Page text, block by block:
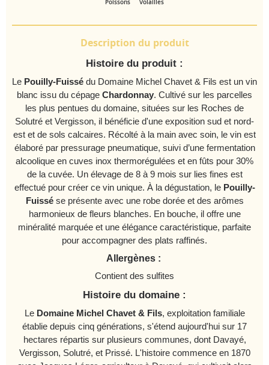
Poissons Volailles
Description du produit
Histoire du produit :
Le Pouilly-Fuissé du Domaine Michel Chavet & Fils est un vin
blanc issu du cépage Chardonnay. Cultivé sur les parcelles
les plus pentues du domaine, situées sur les Roches de
Solutré et Vergisson, il bénéficie d'une exposition sud et nord-
est et de sols calcaires. Récolté à la main avec soin, le vin est
élaboré par pressurage pneumatique, suivi d’une fermentation
alcoolique en cuves inox thermorégulées et en fûts pour 30%
de la cuvée. Un élevage de 8 à 9 mois sur lies fines est
effectué pour créer ce vin unique. À la dégustation, le Pouilly-
Fuissése présente avec une robe dorée et des arômes
harmonieux de fleurs blanches. En bouche, il offre une
minéralité marquée et une élégance caractéristique, parfaite
pour accompagner des plats raffinés.
Allergènes :
Contient des sulfites
Histoire du domaine :
Le Domaine Michel Chavet & Fils, exploitation familiale
établie depuis cinq générations, s'étend aujourd'hui sur 17
hectares répartis sur plusieurs communes, dont Davayé,
Vergisson, Solutré, et Prissé. L'histoire commence en 1870